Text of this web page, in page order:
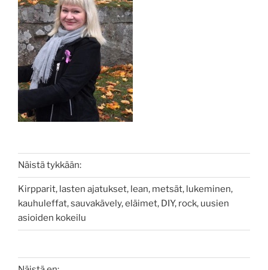
Näistä tykkään:
Kirpparit, lasten ajatukset, lean, metsät, lukeminen,
kauhuleffat, sauvakävely, eläimet, DIY, rock, uusien
asioiden kokeilu